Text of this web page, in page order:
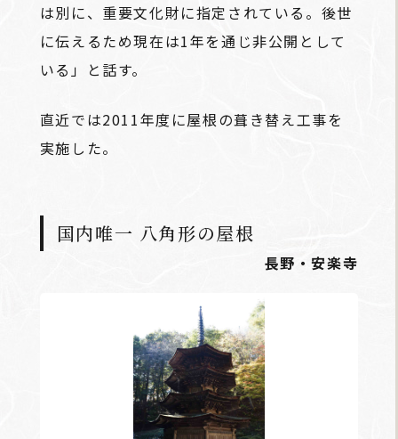
は別に、重要文化財に指定されている。後世
に伝えるため現在は1年を通じ非公開として
いる」と話す。
直近では2011年度に屋根の葺き替え工事を
実施した。
国内唯一 八角形の屋根
長野・安楽寺